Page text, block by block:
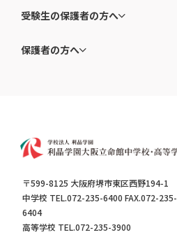
受験生の保護者の方へ
保護者の方へ
〒599-8125 大阪府堺市東区西野194-1
中学校 TEL.072-235-6400 FAX.072-235-
6404
高等学校 TEL.072-235-3900